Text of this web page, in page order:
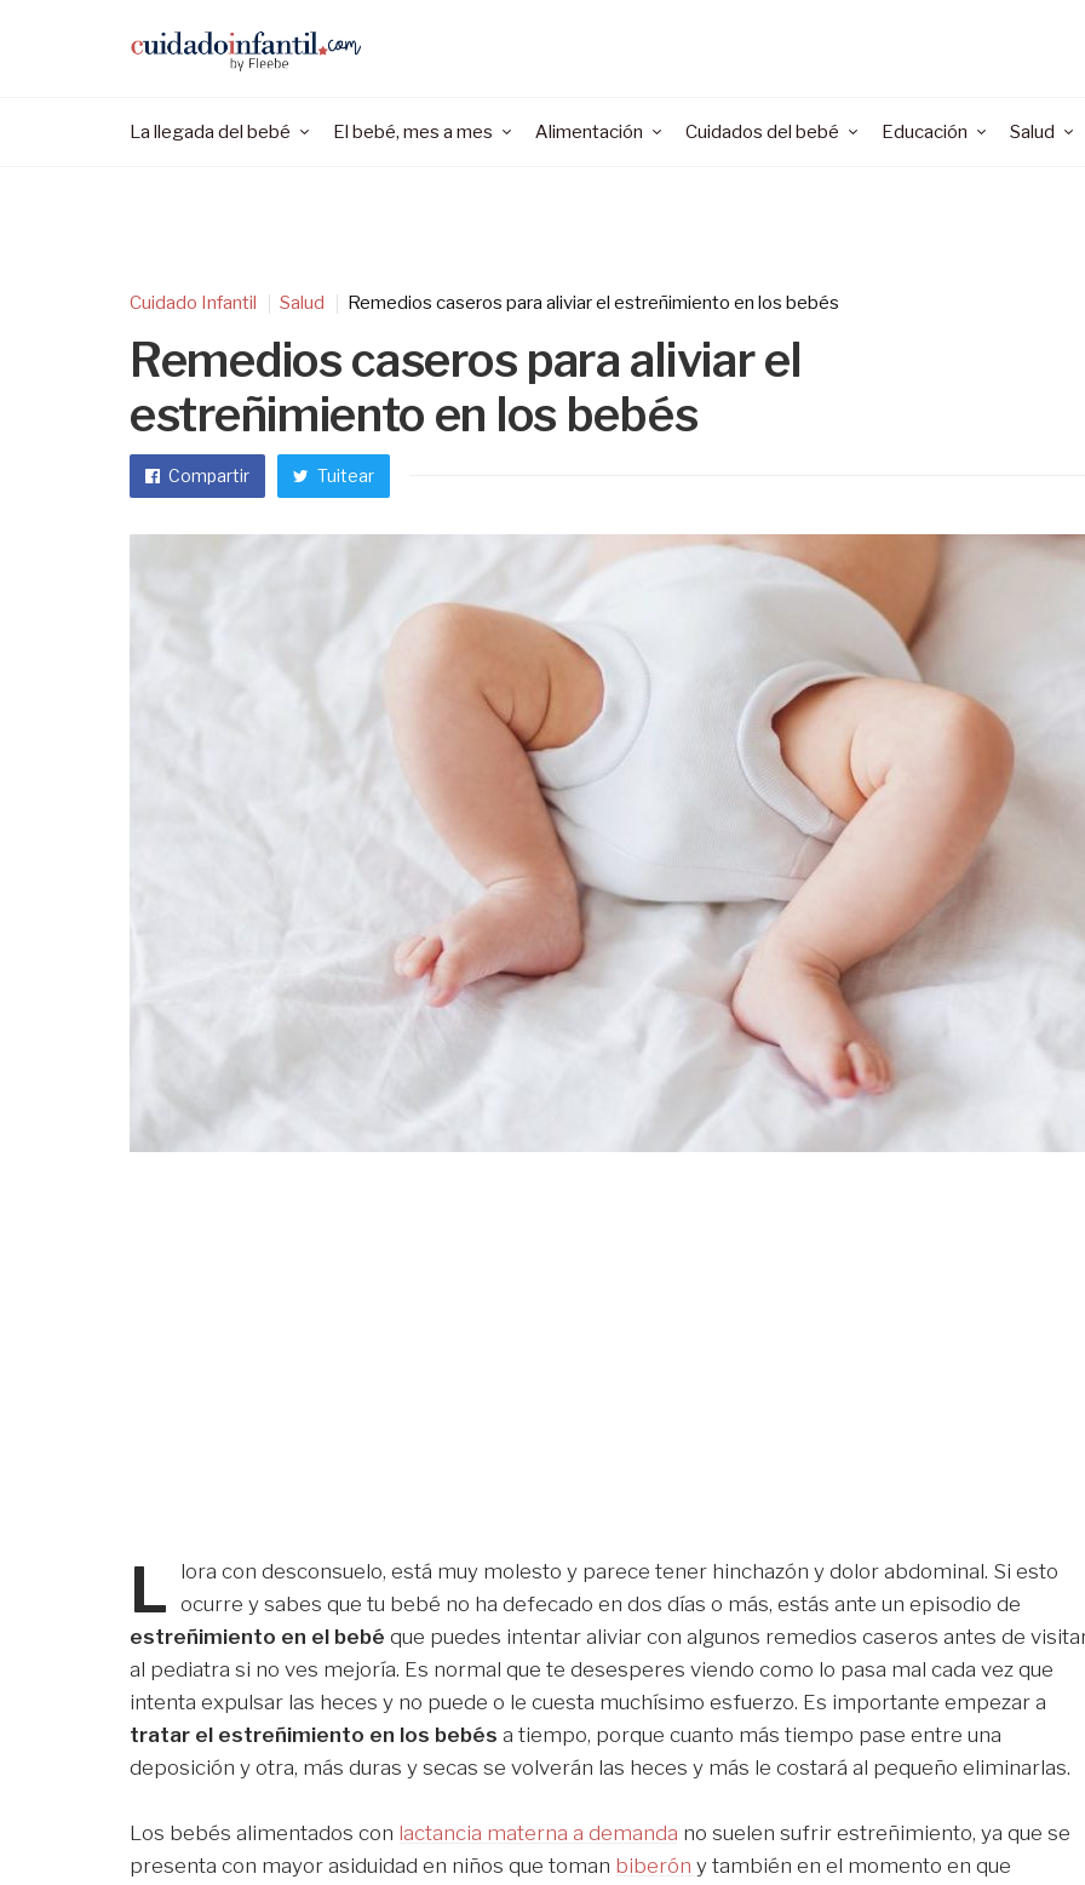
La llegada del bebé El bebé, mes a mes Alimentación Cuidados del bebé Educación Salud
Cuidado Infantil Salud Remedios caseros para aliviar el estreñimiento en los bebés
Remedios caseros para aliviar el
estreñimiento en los bebés
Compartir Tuitear
L
lora con desconsuelo, está muy molesto y parece tener hinchazón y dolor abdominal. Si esto
ocurre y sabes que tu bebé no ha defecado en dos días o más, estás ante un episodio de
estreñimiento en el bebé que puedes intentar aliviar con algunos remedios caseros antes de
al pediatra si no ves mejoría. Es normal que te desesperes viendo como lo pasa mal cada vez que
intenta expulsar las heces y no puede o le cuesta muchísimo esfuerzo. Es importante empezar a
tratar el estreñimiento en los bebés a tiempo, porque cuanto más tiempo pase entre una
deposición y otra, más duras y secas se volverán las heces y más le costará al pequeño eliminarlas.
Los bebés alimentados con lactancia materna a demanda no suelen sufrir estreñimiento, ya que se
presenta con mayor asiduidad en niños que toman biberón y también en el momento en que